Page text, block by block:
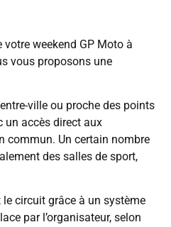
weekend GP Moto à
vous proposons une
ville ou proche des points
un accès direct aux
commun. Un certain nombre
des salles de sport,
circuit grâce à un système
par l’organisateur, selon